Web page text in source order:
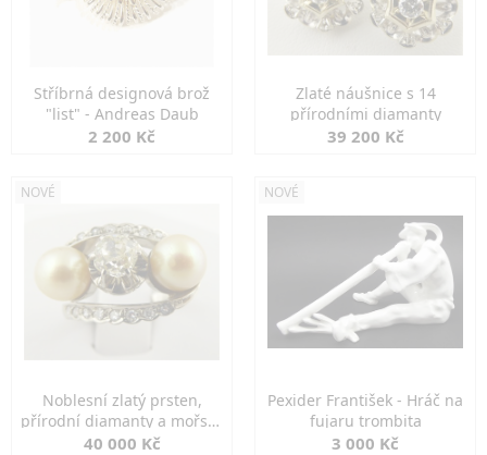
Stříbrná designová brož
"list" - Andreas Daub
2 200 Kč
Zlaté náušnice s 14
přírodními diamanty
39 200 Kč
NOVÉ
Noblesní zlatý prsten,
přírodní diamanty a mořské
perly
40 000 Kč
NOVÉ
Pexider František - Hráč na
fujaru trombita
3 000 Kč